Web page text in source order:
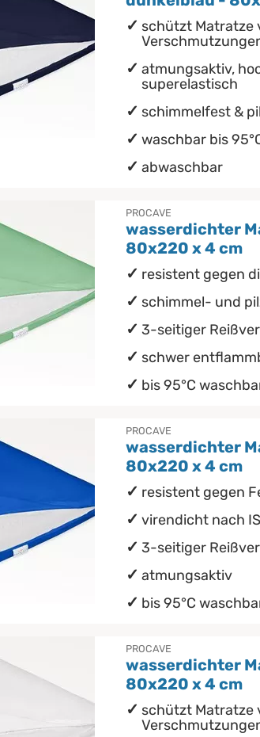
schützt Matratze
atmungsaktiv,
superelastisch
schimmelfest &
waschbar bis
abwaschbar
PROCAVE
wasserdichter
80x220 x 4 cm
resistent gegen
schimmel- und
3-seitiger
schwer
bis 95°C
PROCAVE
wasserdichter
80x220 x 4 cm
resistent gegen
virendicht nach
3-seitiger
atmungsaktiv
bis 95°C
PROCAVE
wasserdichter
80x220 x 4 cm
schützt Matratze